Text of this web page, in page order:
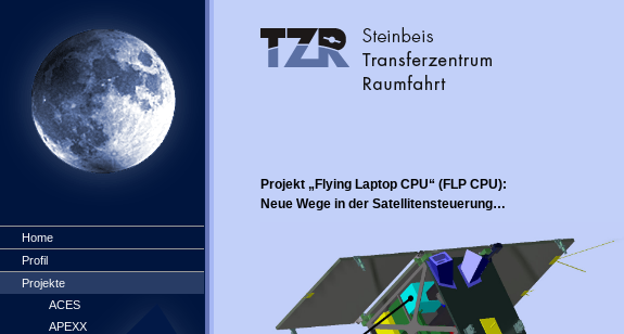
Home
Profil
Projekte
ACES
APEXX
Projekt „Flying Laptop CPU“ (FLP CPU):
Neue Wege in der Satellitensteuerung…